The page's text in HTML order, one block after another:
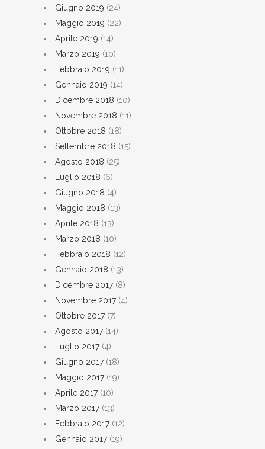
Giugno 2019 (24)
Maggio 2019 (22)
Aprile 2019 (14)
Marzo 2019 (10)
Febbraio 2019 (11)
Gennaio 2019 (14)
Dicembre 2018 (10)
Novembre 2018 (11)
Ottobre 2018 (18)
Settembre 2018 (15)
Agosto 2018 (25)
Luglio 2018 (6)
Giugno 2018 (4)
Maggio 2018 (13)
Aprile 2018 (13)
Marzo 2018 (10)
Febbraio 2018 (12)
Gennaio 2018 (13)
Dicembre 2017(8)
Novembre 2017(4)
Ottobre 2017(7)
Agosto 2017(14)
Luglio 2017(4)
Giugno 2017(18)
Maggio 2017(19)
Aprile 2017(10)
Marzo 2017(13)
Febbraio 2017(12)
Gennaio 2017(19)